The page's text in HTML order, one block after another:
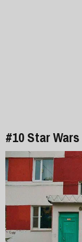
#10 Star Wars